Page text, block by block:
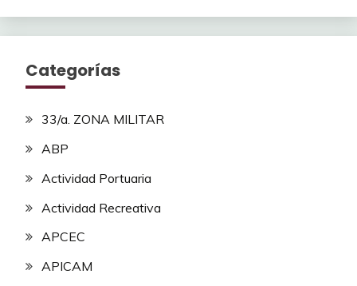
Categorías
33/a. ZONA MILITAR
ABP
Actividad Portuaria
Actividad Recreativa
APCEC
APICAM